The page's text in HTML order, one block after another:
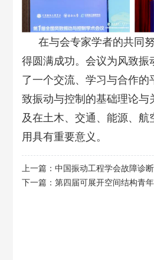
在与会专家学者的共同
得圆满成功。会议为风致振
了一个交流、学习与合作的
致振动与控制的基础理论与
及在土木、交通、能源、航
用具有重要意义。